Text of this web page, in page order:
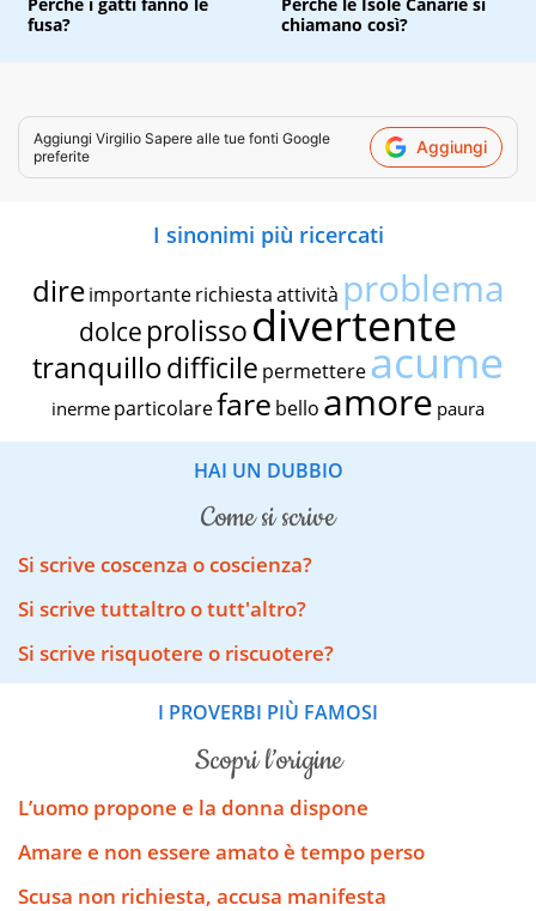
Perché i gatti fanno le
fusa?
Perché le Isole Canarie si
chiamano così?
Aggiungi Virgilio Sapere alle tue fonti Google
preferite
Aggiungi
I sinonimi più ricercati
dire importante richiestaattività problema
dolce prolissodivertente
tranquillodifficile permettereacume
inerme particolarefare bello amore paura
HAI UN DUBBIO
come si scrive
Si scrive coscenza o coscienza?
Si scrive tuttaltro o tutt'altro?
Si scrive risquotere o riscuotere?
I PROVERBI PIÙ FAMOSI
scopri l’origine
L’uomo propone e la donna dispone
Amare e non essere amato è tempo perso
Scusa non richiesta, accusa manifesta